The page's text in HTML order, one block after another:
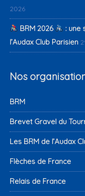
2026
BRM 2026
: une
l’Audax Club Parisien
Nos
BRM
Brevet Gravel du
Les BRM de l’Audax
Flèches de France
Relais de France